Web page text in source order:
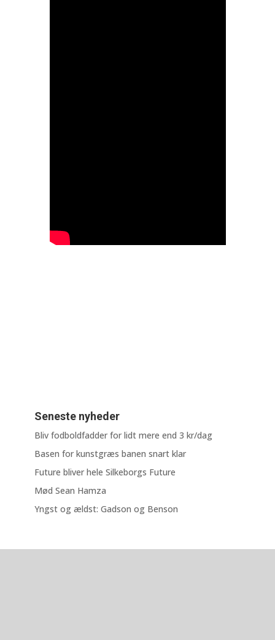
Seneste nyheder
Bliv fodboldfadder for lidt mere end 3 kr/dag
Basen for kunstgræs banen snart klar
Future bliver hele Silkeborgs Future
Mød Sean Hamza
Yngst og ældst: Gadson og Benson